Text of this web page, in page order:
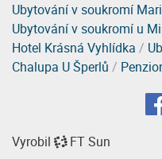
Ubytování v soukromí
Ubytování v soukromí u
Hotel Krásná Vyhlídka /
Chalupa U Šperlů /
Vyrobil FT Sun